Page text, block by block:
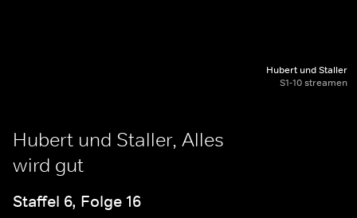
Hubert und Staller
S1-10 streamen
Hubert und Staller, Alles
wird gut
Staffel 6, Folge 16